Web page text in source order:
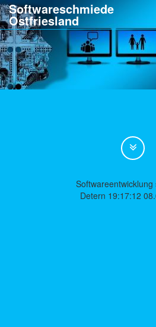
Softwareschmiede
Ostfriesland
Softwareentwicklung
Detern 19:17:12